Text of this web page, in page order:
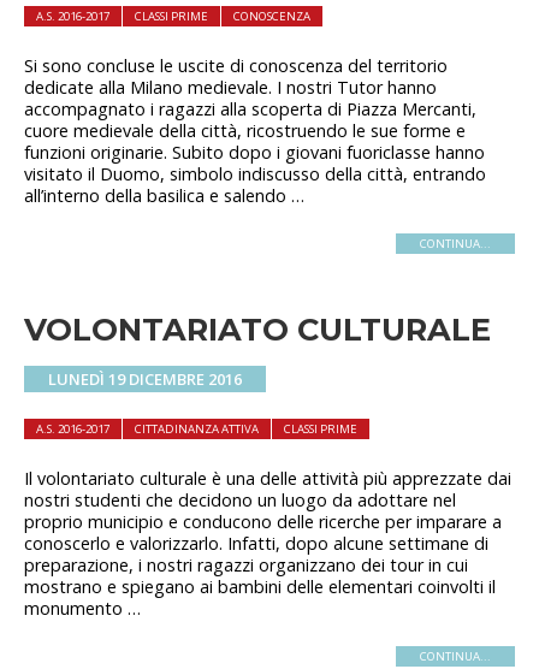
A.S. 2016-2017 CLASSI PRIME CONOSCENZA
Si sono concluse le uscite di conoscenza del territorio
dedicate alla Milano medievale. I nostri Tutor hanno
accompagnato i ragazzi alla scoperta di Piazza Mercanti,
cuore medievale della città, ricostruendo le sue forme e
funzioni originarie. Subito dopo i giovani fuoriclasse hanno
visitato il Duomo, simbolo indiscusso della città, entrando
all’interno della basilica e salendo …
CONTINUA...
VOLONTARIATO CULTURALE
LUNEDÌ 19 DICEMBRE 2016
A.S. 2016-2017 CITTADINANZA ATTIVA CLASSI PRIME
Il volontariato culturale è una delle attività più apprezzate dai
nostri studenti che decidono un luogo da adottare nel
proprio municipio e conducono delle ricerche per imparare a
conoscerlo e valorizzarlo. Infatti, dopo alcune settimane di
preparazione, i nostri ragazzi organizzano dei tour in cui
mostrano e spiegano ai bambini delle elementari coinvolti il
monumento …
CONTINUA...